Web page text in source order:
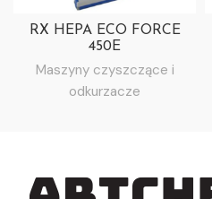
RX HEPA ECO FORCE
450E
Maszyny czyszczące i
odkurzacze